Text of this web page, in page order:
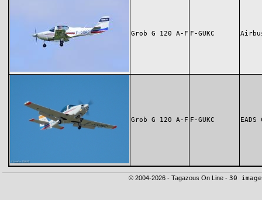
Grob G 120 A-F F-GUKC
Grob G 120 A-F F-GUKC
© 2004-2026 - Tagazous On Line - 30